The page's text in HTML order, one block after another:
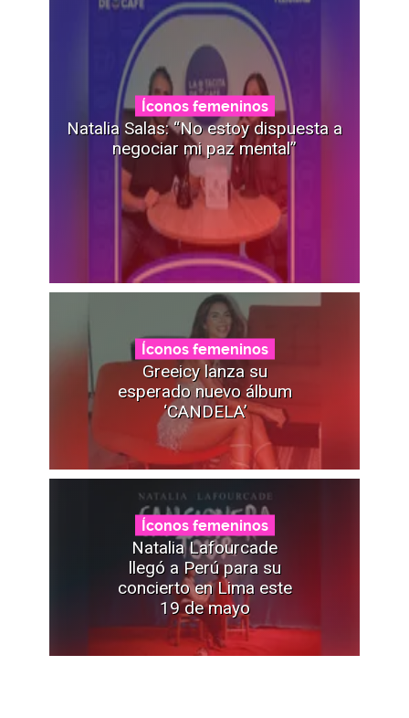
Íconos femeninos
Natalia Salas: “No estoy dispuesta a
negociar mi paz mental”
Íconos femeninos
Greeicy lanza su
esperado nuevo álbum
‘CANDELA’
Íconos femeninos
Natalia Lafourcade
llegó a Perú para su
concierto en Lima este
19 de mayo